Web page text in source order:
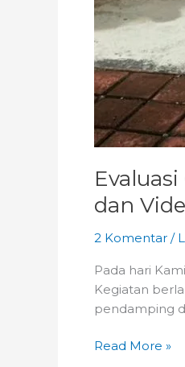
dan
2 Komentar /
Pada hari
Kegiatan
pendamping
Read More »